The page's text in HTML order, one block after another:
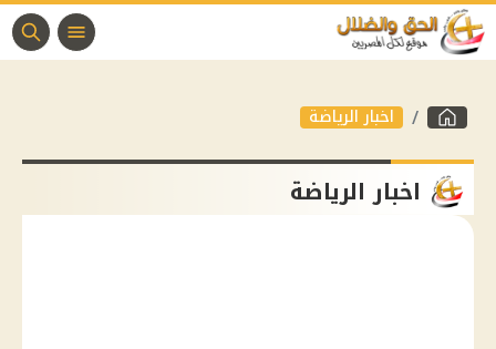
اخبار الرياضة
اخبار الرياضة